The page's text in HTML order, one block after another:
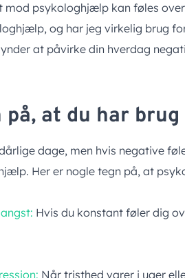
psykologhjælp kan føles
og har jeg virkelig brug
at påvirke din hverdag
på, at du har
dage, men hvis negative
Her er nogle tegn på, at
Hvis du konstant føler dig
Når tristhed varer i uger